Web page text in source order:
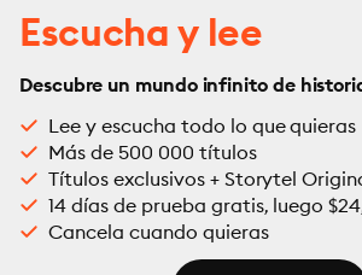
Escucha y lee
Descubre un mundo infinito de
Lee y escucha todo lo que quieras
Más de 500 000 títulos
Títulos exclusivos + Storytel
14 días de prueba gratis, luego
Cancela cuando quieras